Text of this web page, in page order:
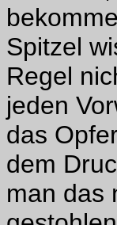
Spitzel
Regel
jeden
das
dem
man das